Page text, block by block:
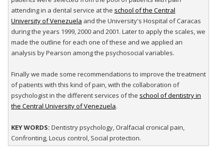
attending in a dental service at the school of the Central
University of Venezuela and the University's Hospital of Caracas
during the years 1999, 2000 and 2001. Later to apply the scales, we
made the outline for each one of these and we applied an
analysis by Pearson among the psychosocial variables.
Finally we made some recommendations to improve the treatment
of patients with this kind of pain, with the collaboration of
psychologist in the different services of the school of dentistry in
the Central University of Venezuela.
KEY WORDS: Dentistry psychology, Oralfacial cronical pain,
Confronting, Locus control, Social protection.